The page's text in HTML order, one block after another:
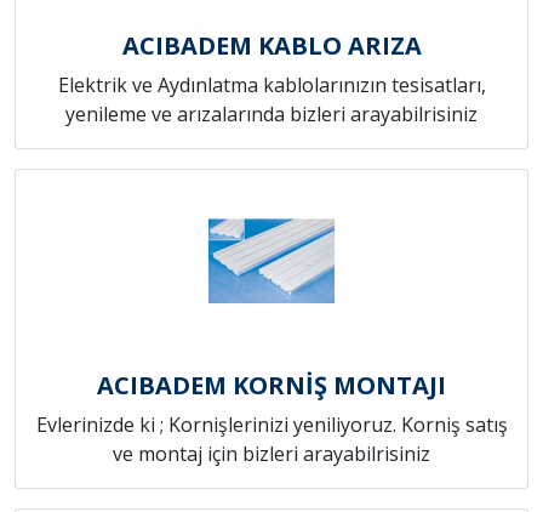
ACIBADEM KABLO ARIZA
Elektrik ve Aydınlatma kablolarınızın tesisatları,
yenileme ve arızalarında bizleri arayabilrisiniz
ACIBADEM KORNİŞ MONTAJI
Evlerinizde ki ; Kornişlerinizi yeniliyoruz. Korniş satış
ve montaj için bizleri arayabilrisiniz